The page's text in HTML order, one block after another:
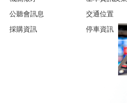
公聽會訊息
採購資訊
交通位置
停車資訊